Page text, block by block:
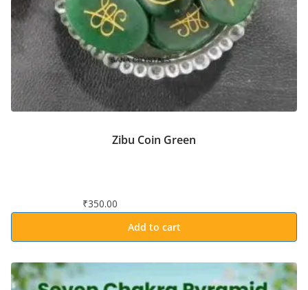
Zibu Coin Green
₹350.00
Add to cart